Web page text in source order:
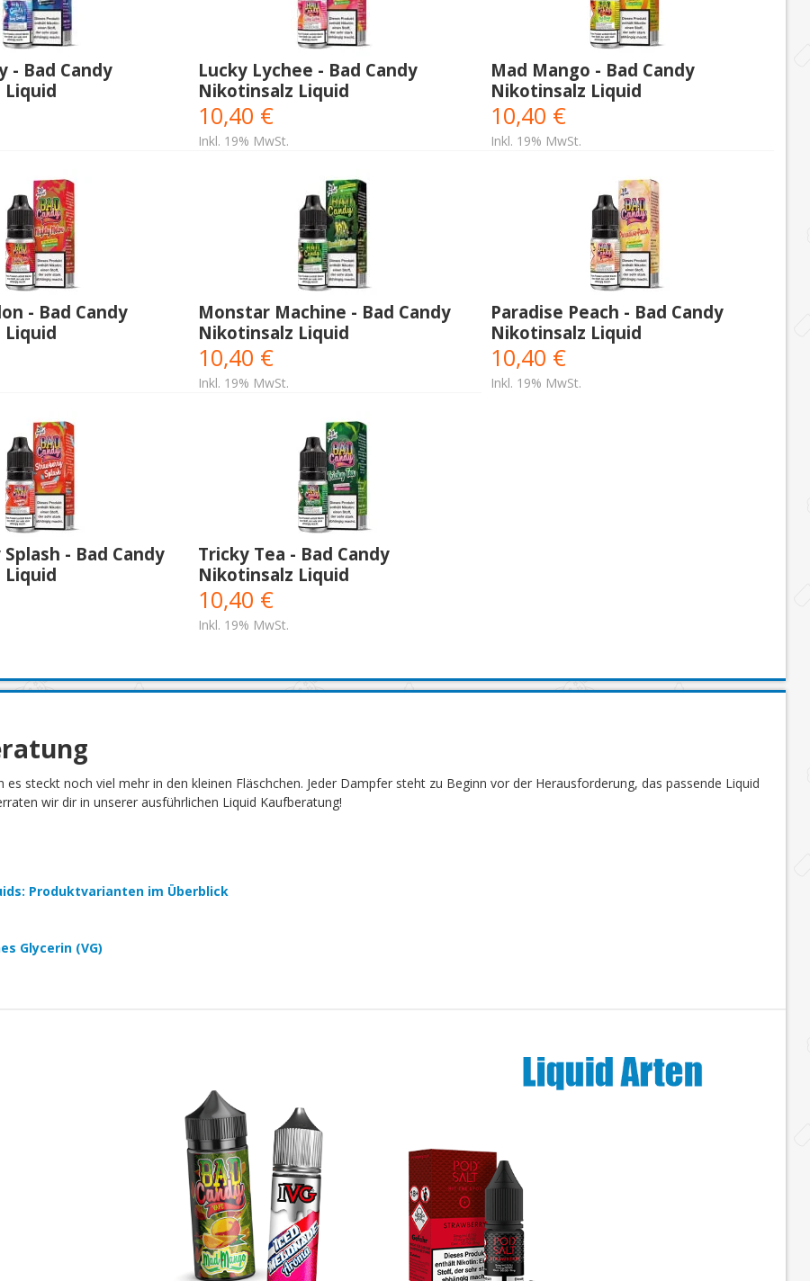
- Bad Candy
Liquid
Lucky Lychee - Bad Candy
Nikotinsalz Liquid
10,40 €
Inkl. 19% MwSt.
Mad Mango - Bad Candy
Nikotinsalz Liquid
10,40 €
Inkl. 19% MwSt.
- Bad Candy
Liquid
Monstar Machine - Bad Candy
Nikotinsalz Liquid
10,40 €
Inkl. 19% MwSt.
Paradise Peach - Bad Candy
Nikotinsalz Liquid
10,40 €
Inkl. 19% MwSt.
- Bad Candy
Liquid
Tricky Tea - Bad Candy
Nikotinsalz Liquid
10,40 €
Inkl. 19% MwSt.
steckt noch viel mehr in den kleinen Fläschchen. Jeder Dampfer steht zu Beginn vor der Herausforderung, das passende Liquid
wir dir in unserer ausführlichen Liquid Kaufberatung!
Produktvarianten im Überblick
Glycerin (VG)